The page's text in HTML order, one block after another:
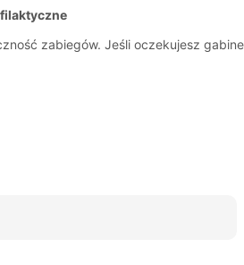
zabiegów. Jeśli oczekujesz